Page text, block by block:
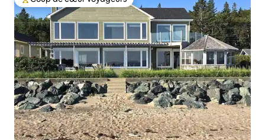
Coups de cœur voyageurs les plus appréciés